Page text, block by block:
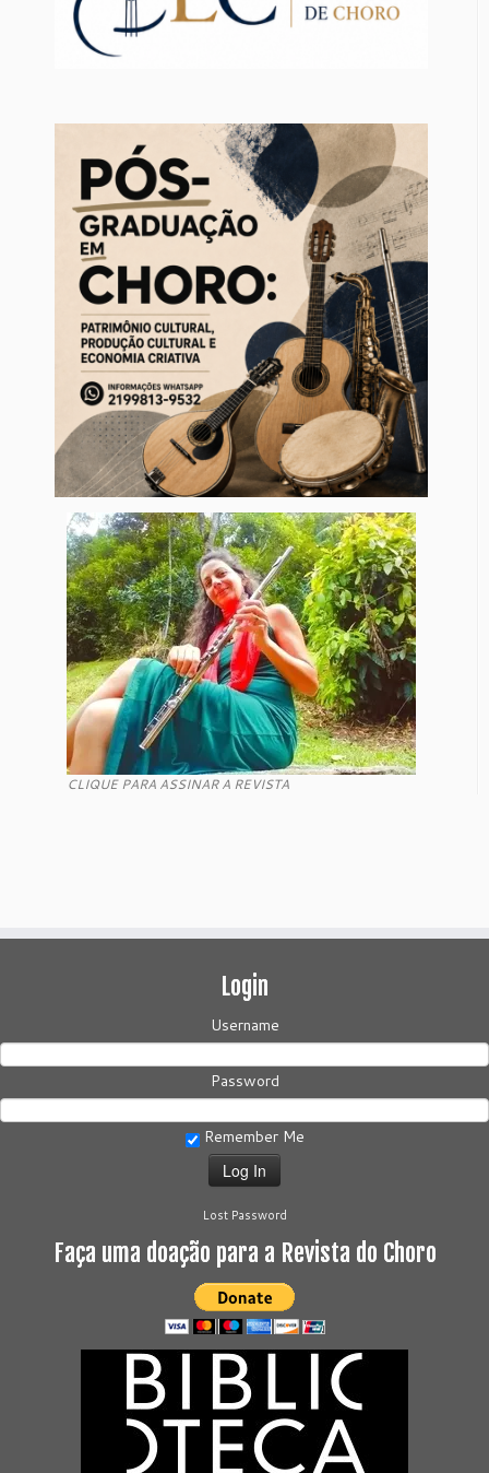
CLIQUE PARA ASSINAR A REVISTA
Login
Username
Password
Remember Me
Lost Password
Faça uma doação para a Revista do Choro